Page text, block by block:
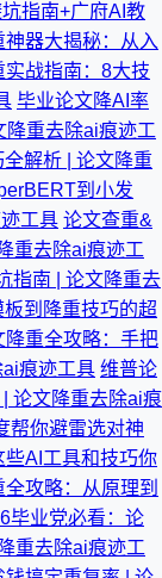
指南+广府AI教
神器大揭秘：从入
实战指南：8大技
毕业论文降AI率
降重去除ai痕迹工
解析 | 论文降重
到小发
工具 论文查重&
重去除ai痕迹工
指南 | 论文降重去
到降重技巧的超
降重全攻略：手把
痕迹工具 维普论
论文降重去除ai痕
帮你避雷选对神
AI工具和技巧你
攻略：从原理到
毕业党必看：论
重去除ai痕迹工